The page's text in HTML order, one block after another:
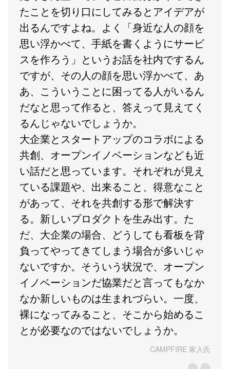
たことを切り口にしてみるとアイデアが
出るんですよね。よく「身近な人の顔を
思い浮かべて、手紙を書くようにサービ
スを作ろう」というお話を社内でするん
ですが、その人の顔を思い浮かべて、あ
あ、こういうことに困ってる人がいるん
だなと思って作ると、答えって見えてく
るんじゃないでしょうか。
大企業とスタートアップのコラボによる
共創、オープンイノベーションなども近
い話だと思っています。それぞれが見え
ている課題や、出来ること、得意なこと
があって、それを共創する形で解決す
る。新しいプロダクトを生み出す。た
だ、大企業の場合、どうしても看板を背
負ってやってきてしまう場合が多いじゃ
ないですか。そういう状況で、オープン
イノベーションだ協業だと言ってもなか
なか新しいものは生まれづらい。一度、
裸になってみること、そこから始めるこ
とが必要なのではないでしょうか。
CAMPFIRE 家入氏